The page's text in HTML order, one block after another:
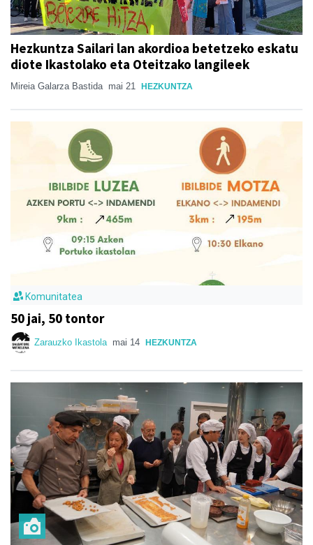
Hezkuntza Sailari lan akordioa betetzeko eskatu
diote Ikastolako eta Oteitzako langileek
Mireia Galarza Bastida mai 21 HEZKUNTZA
Komunitatea
50 jai, 50 tontor
Zarauzko Ikastola mai 14 HEZKUNTZA